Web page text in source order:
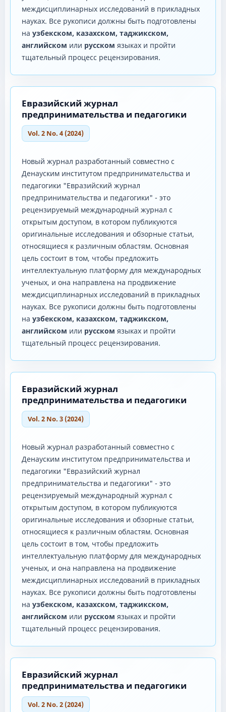
междисциплинарных исследований в прикладных
науках. Все рукописи должны быть подготовлены
на узбекском, казахском, таджикском,
английском или русском языках и пройти
тщательный процесс рецензирования.
Евразийский журнал
предпринимательства и педагогики
Vol. 2 No. 4 (2024)
Новый журнал разработанный совместно с
Денауским институтом предпринимательства и
педагогики "Евразийский журнал
предпринимательства и педагогики" - это
рецензируемый международный журнал с
открытым доступом, в котором публикуются
оригинальные исследования и обзорные статьи,
относящиеся к различным областям. Основная
цель состоит в том, чтобы предложить
интеллектуальную платформу для международных
ученых, и она направлена ​​на продвижение
междисциплинарных исследований в прикладных
науках. Все рукописи должны быть подготовлены
на узбекском, казахском, таджикском,
английском или русском языках и пройти
тщательный процесс рецензирования.
Евразийский журнал
предпринимательства и педагогики
Vol. 2 No. 3 (2024)
Новый журнал разработанный совместно с
Денауским институтом предпринимательства и
педагогики "Евразийский журнал
предпринимательства и педагогики" - это
рецензируемый международный журнал с
открытым доступом, в котором публикуются
оригинальные исследования и обзорные статьи,
относящиеся к различным областям. Основная
цель состоит в том, чтобы предложить
интеллектуальную платформу для международных
ученых, и она направлена ​​на продвижение
междисциплинарных исследований в прикладных
науках. Все рукописи должны быть подготовлены
на узбекском, казахском, таджикском,
английском или русском языках и пройти
тщательный процесс рецензирования.
Евразийский журнал
предпринимательства и педагогики
Vol. 2 No. 2 (2024)